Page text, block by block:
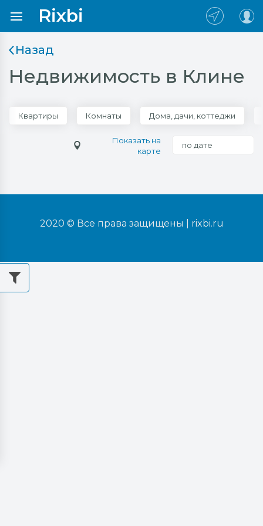
Rixbi
Назад
Недвижимость в Клине
Квартиры Комнаты Дома, дачи, коттеджи
Показать на
карте
по дате
2020 © Все права защищены | rixbi.ru